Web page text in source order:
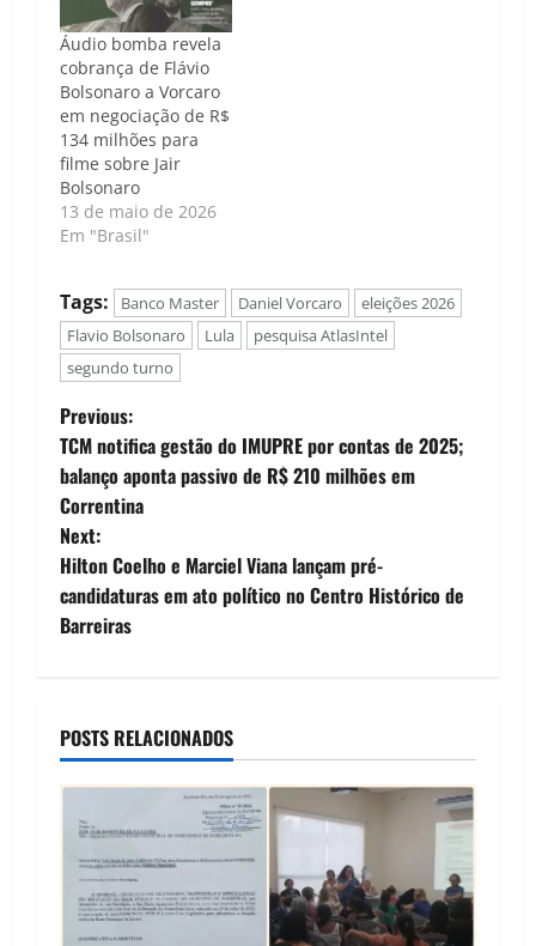
Áudio bomba revela
cobrança de Flávio
Bolsonaro a Vorcaro
em negociação de R$
134 milhões para
filme sobre Jair
Bolsonaro
13 de maio de 2026
Em "Brasil"
Tags: Banco Master Daniel Vorcaro
eleições 2026
Flavio Bolsonaro
Lula
pesquisa AtlasIntel
segundo turno
P
o
s
t
n
v
i
Previous:
TCM notifica gestão do IMUPRE por contas de 2025;
balanço aponta passivo de R$ 210 milhões em
Correntina
Next:
Hilton Coelho e Marciel Viana lançam pré-
candidaturas em ato político no Centro Histórico de
Barreiras
POSTS RELACIONADOS